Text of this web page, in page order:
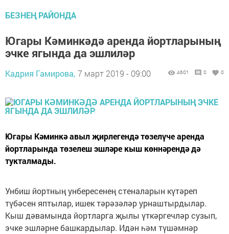
БЕЗНЕҢ РАЙОНДА
Югары Кәминкәдә аренда йортларының
эчке ягында да эшлиләр
Кадрия Гамирова, 7 март 2019 - 09:00 4601 0 0
Югары Кәминкә авыл җирлегендә төзелүче аренда
йортларында төзелеш эшләре кыш көннәрендә дә
тукталмады.
Унбиш йортның унбересенең стеналарын күтәреп
түбәсен яптылар, ишек тәрәзәләр урнаштырдылар.
Кыш дәвамында йортларга җылы үткәргечләр сузып,
эчке эшләрне башкардылар. Идән һәм түшәмнәр